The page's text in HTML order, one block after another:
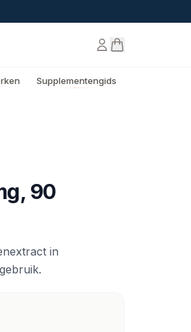
Supplementengids
90
in